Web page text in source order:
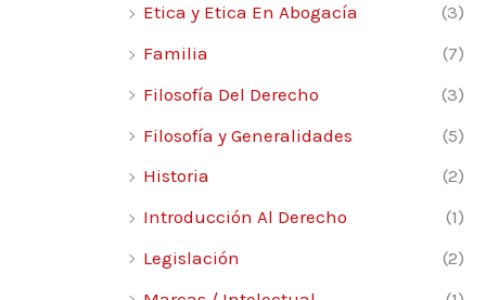
Etica y Etica En Abogacía
(3)
Familia
(7)
Filosofía Del Derecho
(3)
Filosofía y Generalidades
(5)
Historia
(2)
Introducción Al Derecho
(1)
Legislación
(2)